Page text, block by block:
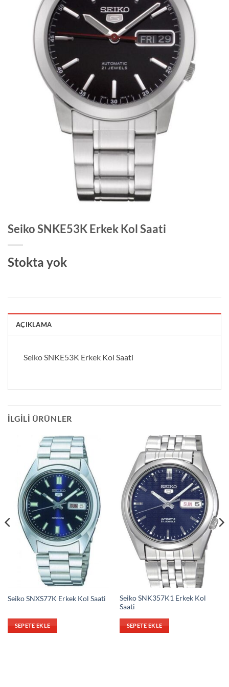
Seiko SNKE53K Erkek Kol Saati
Stokta yok
AÇIKLAMA
Seiko SNKE53K Erkek Kol Saati
İLGILI ÜRÜNLER
Seiko SNXS77K Erkek Kol Saati
SEPETE EKLE
Seiko SNK357K1 Erkek Kol
Saati
SEPETE EKLE